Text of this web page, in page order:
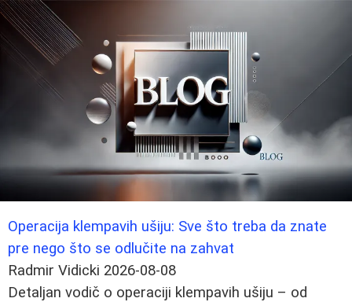
Operacija klempavih ušiju: Sve što treba da znate
pre nego što se odlučite na zahvat
Radmir Vidicki 2026-08-08
Detaljan vodič o operaciji klempavih ušiju – od